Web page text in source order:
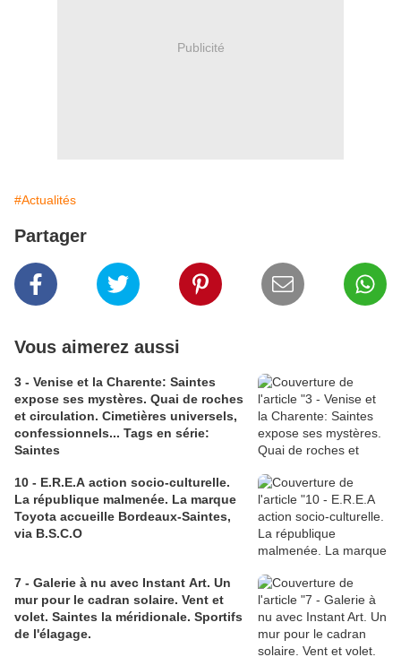
Publicité
#Actualités
Partager
Vous aimerez aussi
3 - Venise et la Charente: Saintes
expose ses mystères. Quai de roches
et circulation. Cimetières universels,
confessionnels... Tags en série:
Saintes
10 - E.R.E.A action socio-culturelle.
La république malmenée. La marque
Toyota accueille Bordeaux-Saintes,
via B.S.C.O
7 - Galerie à nu avec Instant Art. Un
mur pour le cadran solaire. Vent et
volet. Saintes la méridionale. Sportifs
de l'élagage.